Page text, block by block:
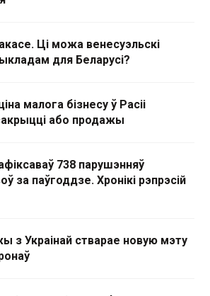
Ці можа венесуэльскі
для Беларусі?
малога бізнесу ў Расіі
або продажы
738 парушэнняў
за паўгоддзе. Хронікі рэпрэсій
з Украінай стварае новую мэту